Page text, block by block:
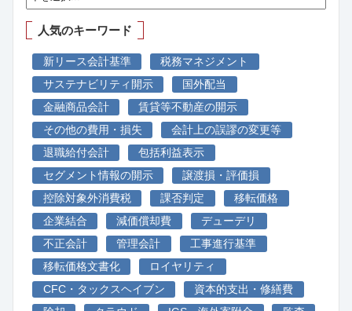
人気のキーワード
新リース会計基準
税務マネジメント
サステナビリティ開示
国外配当
金融商品会計
賃貸等不動産の開示
その他の費用・損失
会計上の誤謬の変更等
退職給付会計
包括利益表示
セグメント情報の開示
譲渡損・評価損
控除対象外消費税
課否判定
移転価格
企業結合
減価償却費
デューデリ
不正会計
管理会計
工事進行基準
移転価格文書化
ロイヤリティ
CFC・タックスヘイブン
資本的支出・修繕費